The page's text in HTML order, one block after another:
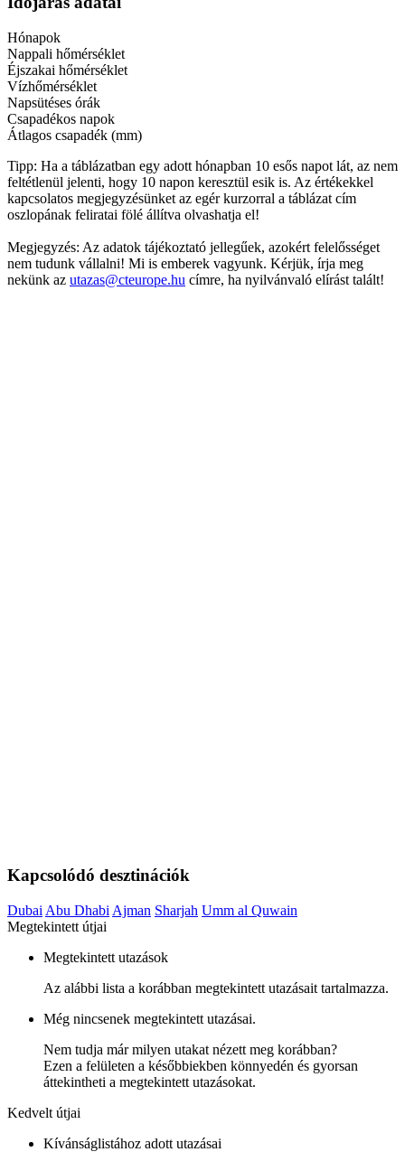
Hónapok
Nappali hőmérséklet
Éjszakai hőmérséklet
Vízhőmérséklet
Napsütéses órák
Csapadékos napok
Átlagos csapadék (mm)
Tipp: Ha a táblázatban egy adott hónapban 10 esős napot lát, az nem
feltétlenül jelenti, hogy 10 napon keresztül esik is. Az értékekkel
kapcsolatos megjegyzésünket az egér kurzorral a táblázat cím
oszlopának feliratai fölé állítva olvashatja el!
Megjegyzés: Az adatok tájékoztató jellegűek, azokért felelősséget
nem tudunk vállalni! Mi is emberek vagyunk. Kérjük, írja meg
nekünk az utazas@cteurope.hu címre, ha nyilvánvaló elírást talált!
Kapcsolódó desztinációk
Dubai Abu Dhabi Ajman Sharjah Umm al Quwain
Megtekintett útjai
Megtekintett utazások
Az alábbi lista a korábban megtekintett utazásait tartalmazza.
Még nincsenek megtekintett utazásai.
Nem tudja már milyen utakat nézett meg korábban?
Ezen a felületen a későbbiekben könnyedén és gyorsan
áttekintheti a megtekintett utazásokat.
Kedvelt útjai
Kívánságlistához adott utazásai